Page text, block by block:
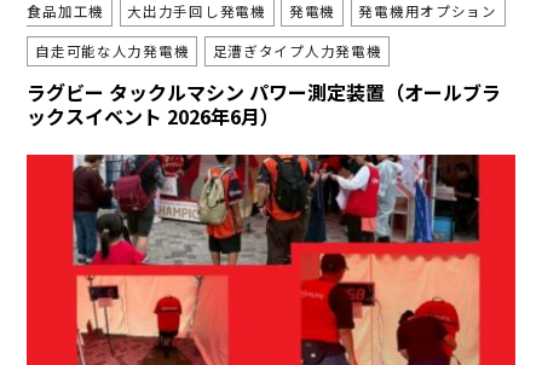
食品加工機 大出力手回し発電機 発電機 発電機用オプション
自走可能な人力発電機 足漕ぎタイプ人力発電機
ラグビー タックルマシン パワー測定装置（オールブラ
ックスイベント 2026年6月）